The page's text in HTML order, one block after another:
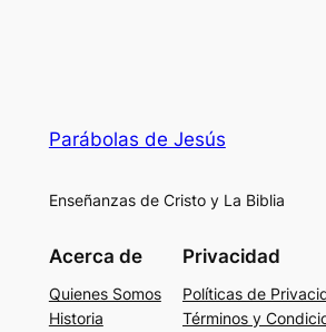
Parábolas de Jesús
Enseñanzas de Cristo y La Biblia
Acerca de
Quienes Somos
Historia
Privacidad
Políticas de
Términos y